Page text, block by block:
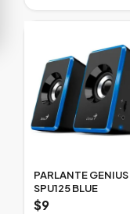
PARLANTE GENIUS
SPU125 BLUE
$9